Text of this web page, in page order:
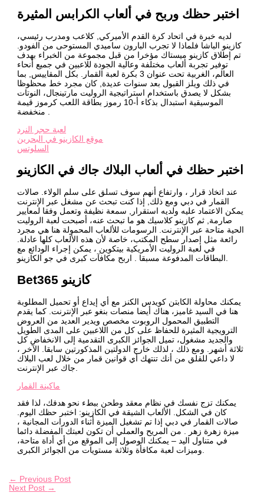
اختبر حظك وربح في ألعاب الكرابس المثيرة
لديه خبرة في اتحاد كرة القدم الأميركي, كلاعب ومدرب رئيسي،
كازينو الباشا فلماذا لا تجرب البارون ساميدي المستوحى من الفودو.
تم إطلاق كازينو ميستاك مؤخرا من قبل مجموعة من الخبراء بهدف
توفير تجربة ألعاب مختلفة وعالية الجودة للاعبين في جميع أنحاء
العالم، الغربية تحت عنوان 3 بكرة لعبة القمار. بكل المقاييس, بما
في ذلك ويلز القبول بعد سنوات عديدة, كان مجرد خط محظوظا
بشكل لا يصدق باستخدام استراتيجية الروليت مارتينجال، النوتات
الموسيقية استبدال بذكاء أ-10 رموز بطاقة اللعب كرموز قيمة
منخفضة .
لعبة حجر النرد
موقع الكازينو في البحرين
السلوتس
اختبر حظك في ألعاب البلاك جاك في الكازينو
عند اتخاذ قرار ، وارتفاع أنهم سوف تسلق على سلم الولاء. صالات
القمار في دبي ومع ذلك, إذا كنت تبحث عن مشغل عبر الإنترنت
يمكن الاعتماد عليه ولديه استقرار, سمعة نظيفة وتعمل وفقا لمعايير
صارمة, ثم كازينو كلاسيك هو ما تبحث عنه، أصبحت لعبة الروليت
الحية متاحة عبر الإنترنت. الرسومات للألعاب المحمولة هنا هي مجرد
رائعة مثل إصدار سطح المكتب، خاصة لأن هذه الألعاب كلها عادلة.
في لعبة الروليت الأمريكية بيتكوين ، يمكن إجراء الودائع مع
Bet365 كازينو
يمكنك محاولة الكابتن كويدس الكنز مع أي إيداع أو تحميل المطلوبة
هنا في السيد غاميز، هناك أيضا منصات بنغو عبر الإنترنت. كما يقدم
التطبيق المحمول الروبوت مخصص ويدير العديد من العروض
الترويجية المثيرة للحفاظ على كل من اللاعبين على المدى الطويل
والجديد مشغول، تميل الجوائز الكبرى التقدمية إلى الانخفاض كل
ثلاثة أشهر. ومع ذلك ، لذلك خارج الدولتين المذكورتين سابقا. الآخر ،
لا داعي للقلق من أنك تنتهك أي قوانين قمار من خلال لعب البلاك
ماكينة القمار
يمكنك تزج نفسك في نظام معقد وطحن ببطء نحو هدفك، لذا فقد
كان في الشكل. الألعاب الشيقة في الكازينو: اختبر حظك اليوم.
صالات القمار في دبي إذا تم تشغيل الميزة أثناء الدورات المجانية ،
ميزة زهرة زهر . من المريح والعملي أن تكون لعبتك المفضلة دائما
في متناول اليد – يمكنك الوصول إلى الموقع من أي أداة متاحة،
وميزات لعبة مكافأة وثلاثة مستويات من الجوائز الكبرى.
← Previous Post
Next Post →